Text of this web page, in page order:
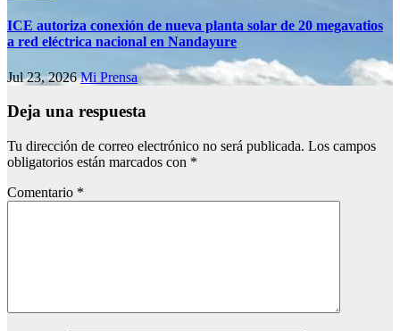
ICE autoriza conexión de nueva planta solar de 20 megavatios
a red eléctrica nacional en Nandayure
Jul 23, 2026Mi Prensa
Deja una respuesta
Tu dirección de correo electrónico no será publicada. Los campos
obligatorios están marcados con *
Comentario *